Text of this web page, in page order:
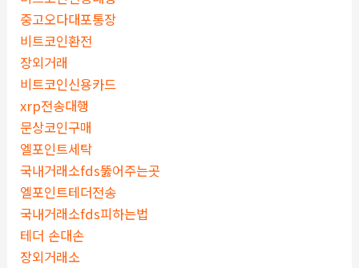
중고오다대포통장
비트코인환전
장외거래
비트코인신용카드
xrp전송대행
문상코인구매
엘포인트세탁
국내거래소fds뚫어주는곳
엘포인트테더전송
국내거래소fds피하는법
테더 손대손
장외거래소